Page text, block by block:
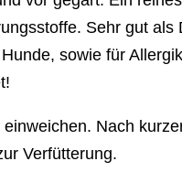
Sehr gut als
sowie für
Nach
Verfütterung.